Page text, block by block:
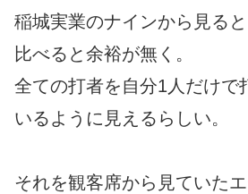
稲城実業のナインから見る
比べると余裕が無く。
全ての打者を自分1人だけで
いるように見えるらしい。
それを観客席から見ていた